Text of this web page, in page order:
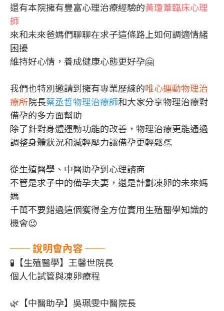
還有本院擁有豐富心理治療經驗的黃瓊葦臨床心理
師
來和未來爸媽們聊聊在求子這條路上如何調適情緒
困擾
維持好心情，養成健康心態更好孕🤗
我們也特別邀請到擁有專業歷練的唯心運動物理治
療所院長蔡丞哲物理治療師和大家分享物理治療對
備孕的多方面幫助
除了針對身體運動功能的改善，物理治療更能通過
調整身體狀況和減輕壓力讓備孕更輕鬆👏
從生殖醫學、中醫助孕到心理諮商
不管是求子中的備孕夫妻，還是計劃凍卵的未來媽
媽
千萬不要錯過這個獲得全方位實用生殖醫學知識的
機會😉
── 說明會內容 ──
🧪【生殖醫學】王馨世院長
個人化試管與凍卵療程
🌿【中醫助孕】吳珮雯中醫院長